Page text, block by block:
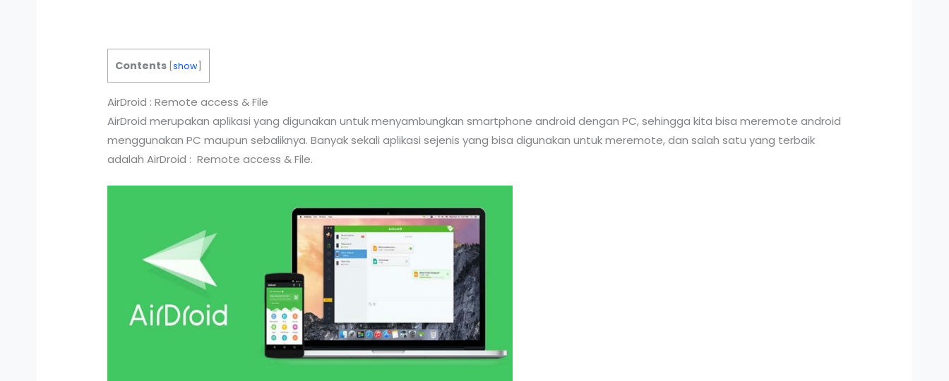
Contents [show
AirDroid : Remote access & File
AirDroid merupakan aplikasi yang digunakan untuk menyambungkan smartphone android dengan PC, sehingga kita bisa meremote android
menggunakan PC maupun sebaliknya. Banyak sekali aplikasi sejenis yang bisa digunakan untuk meremote, dan salah satu yang terbaik
adalah AirDroid : Remote access & File.